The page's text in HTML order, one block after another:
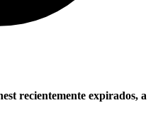
recientemente expirados, a